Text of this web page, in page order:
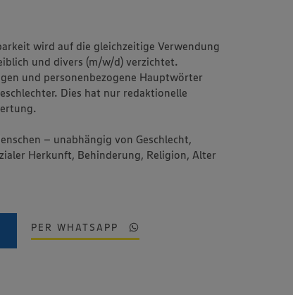
wird auf die gleichzeitige Verwendung
und divers (m/w/d) verzichtet.
und personenbezogene Hauptwörter
Dies hat nur redaktionelle
– unabhängig von Geschlecht,
Herkunft, Behinderung, Religion, Alter
PER WHATSAPP